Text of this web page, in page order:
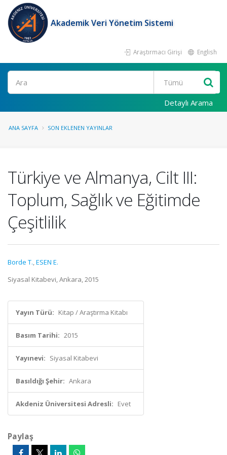
Akademik Veri Yönetim Sistemi
Araştırmacı Girişi English
Ara
Detaylı Arama
ANA SAYFA SON EKLENEN YAYINLAR
Türkiye ve Almanya, Cilt III:
Toplum, Sağlık ve Eğitimde
Çeşitlilik
Borde T.,ESEN E.
Siyasal Kitabevi, Ankara, 2015
Yayın Türü: Kitap / Araştırma Kitabı
Basım Tarihi: 2015
Yayınevi: Siyasal Kitabevi
Basıldığı Şehir: Ankara
Akdeniz Üniversitesi Adresli: Evet
Paylaş